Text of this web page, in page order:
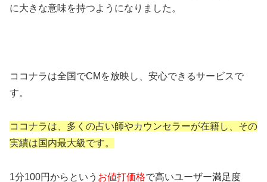
に大きな意味を持つようになりました。
ココナラは全国でCMを放映し、安心できるサービスで
す。
ココナラは、多くの占い師やカウンセラーが在籍し、その
実績は国内最大級です。
1分100円からという お値打価格で高いユーザー満足度